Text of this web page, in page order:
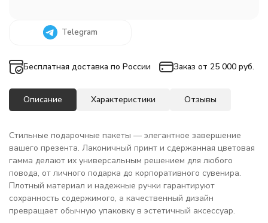
Telegram
Бесплатная доставка по России Заказ от 25 000 руб.
Описание Характеристики Отзывы
Стильные подарочные пакеты — элегантное завершение
вашего презента. Лаконичный принт и сдержанная цветовая
гамма делают их универсальным решением для любого
повода, от личного подарка до корпоративного сувенира.
Плотный материал и надежные ручки гарантируют
сохранность содержимого, а качественный дизайн
превращает обычную упаковку в эстетичный аксессуар.